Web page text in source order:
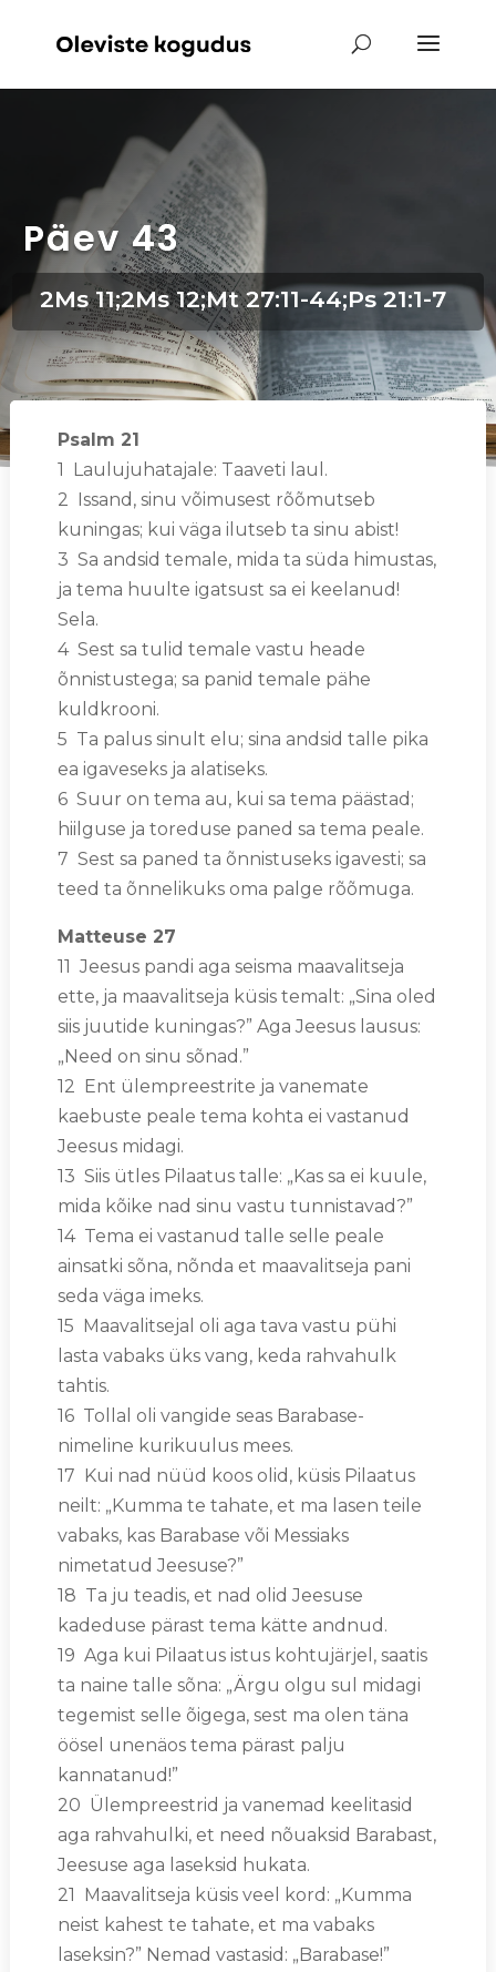
Päev 43
2Ms 11;2Ms 12;Mt 27:11-44;Ps 21:1-7
Psalm 21
1 Laulujuhatajale: Taaveti laul.
2 Issand, sinu võimusest rõõmutseb
kuningas; kui väga ilutseb ta sinu abist!
3 Sa andsid temale, mida ta süda himustas,
ja tema huulte igatsust sa ei keelanud!
Sela.
4 Sest sa tulid temale vastu heade
õnnistustega; sa panid temale pähe
kuldkrooni.
5 Ta palus sinult elu; sina andsid talle pika
ea igaveseks ja alatiseks.
6 Suur on tema au, kui sa tema päästad;
hiilguse ja toreduse paned sa tema peale.
7 Sest sa paned ta õnnistuseks igavesti; sa
teed ta õnnelikuks oma palge rõõmuga.
Matteuse 27
11 Jeesus pandi aga seisma maavalitseja
ette, ja maavalitseja küsis temalt: „Sina oled
siis juutide kuningas?” Aga Jeesus lausus:
„Need on sinu sõnad.”
12 Ent ülempreestrite ja vanemate
kaebuste peale tema kohta ei vastanud
Jeesus midagi.
13 Siis ütles Pilaatus talle: „Kas sa ei kuule,
mida kõike nad sinu vastu tunnistavad?”
14 Tema ei vastanud talle selle peale
ainsatki sõna, nõnda et maavalitseja pani
seda väga imeks.
15 Maavalitsejal oli aga tava vastu pühi
lasta vabaks üks vang, keda rahvahulk
tahtis.
16 Tollal oli vangide seas Barabase-
nimeline kurikuulus mees.
17 Kui nad nüüd koos olid, küsis Pilaatus
neilt: „Kumma te tahate, et ma lasen teile
vabaks, kas Barabase või Messiaks
nimetatud Jeesuse?”
18 Ta ju teadis, et nad olid Jeesuse
kadeduse pärast tema kätte andnud.
19 Aga kui Pilaatus istus kohtujärjel, saatis
ta naine talle sõna: „Ärgu olgu sul midagi
tegemist selle õigega, sest ma olen täna
öösel unenäos tema pärast palju
kannatanud!”
20 Ülempreestrid ja vanemad keelitasid
aga rahvahulki, et need nõuaksid Barabast,
Jeesuse aga laseksid hukata.
21 Maavalitseja küsis veel kord: „Kumma
neist kahest te tahate, et ma vabaks
laseksin?” Nemad vastasid: „Barabase!”